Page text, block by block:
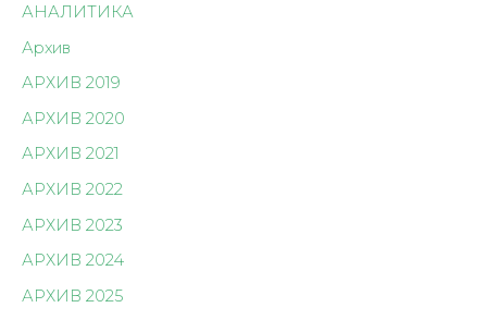
АНАЛИТИКА
Архив
АРХИВ 2019
АРХИВ 2020
АРХИВ 2021
АРХИВ 2022
АРХИВ 2023
АРХИВ 2024
АРХИВ 2025